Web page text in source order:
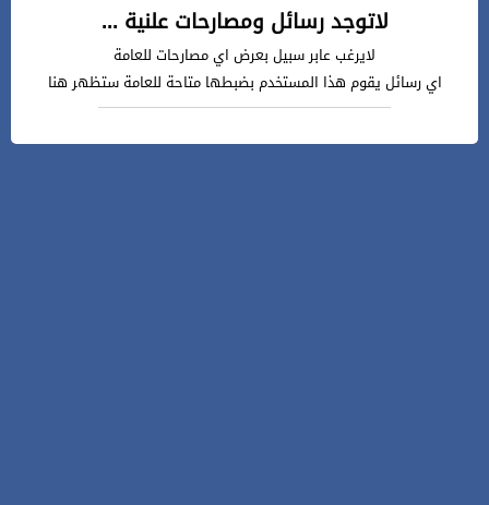
لاتوجد رسائل ومصارحات علنية ...
لايرغب عابر سبيل بعرض اي مصارحات للعامة
اي رسائل يقوم هذا المستخدم بضبطها متاحة للعامة ستظهر هنا